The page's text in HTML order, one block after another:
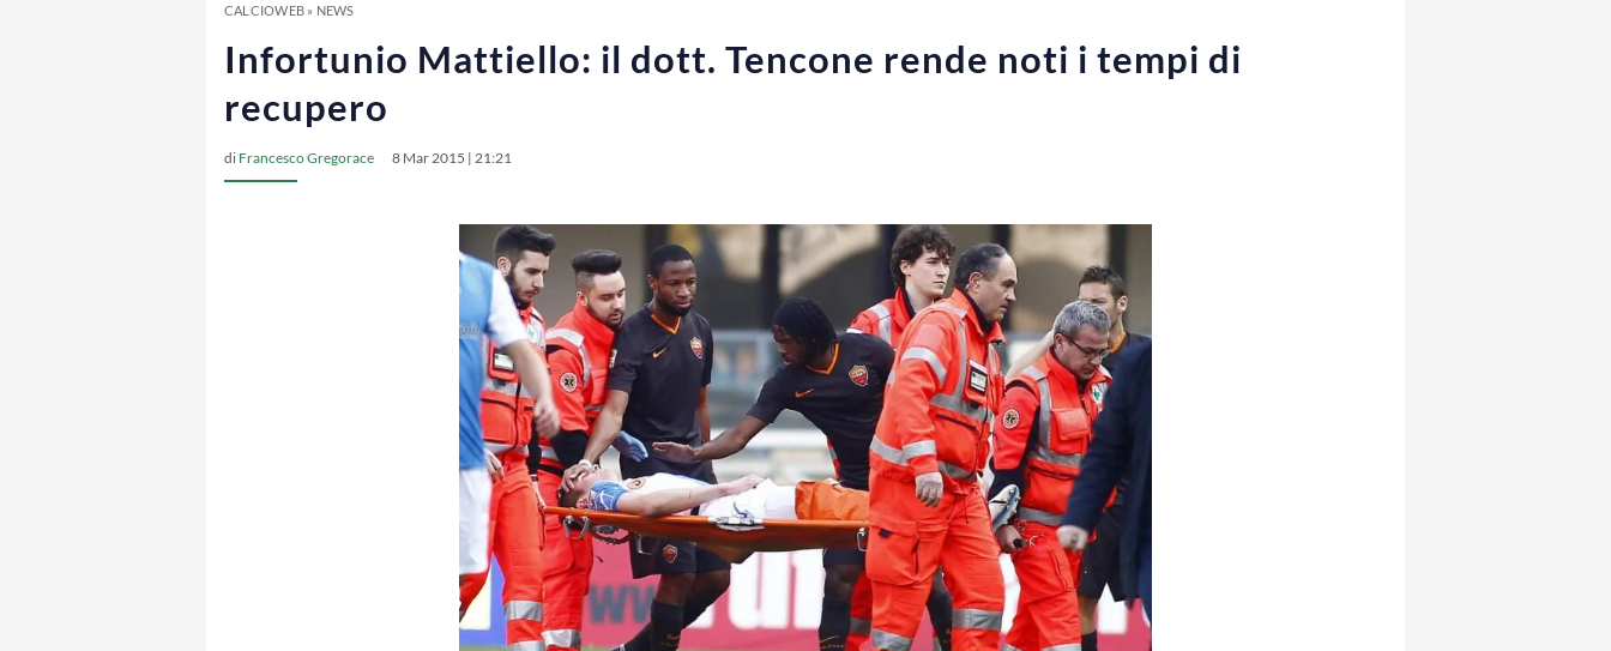
CALCIOWEB» NEWS
Infortunio Mattiello: il dott. Tencone rende noti i tempi di
recupero
di Francesco Gregorace 8 Mar 2015 | 21:21